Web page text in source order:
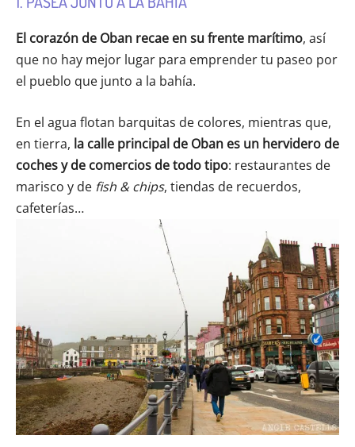
El corazón de Oban recae en su frente marítimo, así
que no hay mejor lugar para emprender tu paseo por
el pueblo que junto a la bahía.
En el agua flotan barquitas de colores, mientras que,
en tierra, la calle principal de Oban es un hervidero de
coches y de comercios de todo tipo: restaurantes de
marisco y de fish & chips, tiendas de recuerdos,
cafeterías…